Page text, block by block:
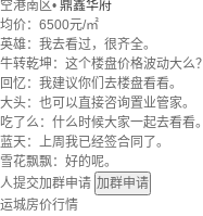
空港南区• 鼎鑫华府
均价： 6500元/㎡
英雄：我去看过，很齐全。
牛转乾坤：这个楼盘价格波动大么？
回忆：我建议你们去楼盘看看。
大头：也可以直接咨询置业管家。
吃了么：什么时候大家一起去看看。
蓝天：上周我已经签合同了。
雪花飘飘：好的呢。
人提交加群申请 加群申请
运城房价行情